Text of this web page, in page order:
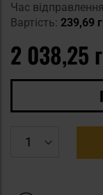
Час
Вартість: 239,69
2 038,25